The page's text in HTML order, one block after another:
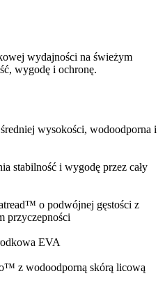
wydajności na świeżym
wygodę i ochronę.
wysokości, wodoodporna i
stabilność i wygodę przez cały
o podwójnej gęstości z
przyczepności
EVA
z wodoodporną skórą licową